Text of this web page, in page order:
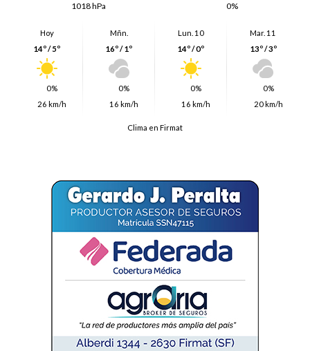
1018 hPa
0%
Hoy
14º / 5º
0%
26 km/h
Mñn.
16º / 1º
0%
16 km/h
Lun. 10
14º / 0º
0%
16 km/h
Mar. 11
13º / 3º
0%
20 km/h
Clima en Firmat